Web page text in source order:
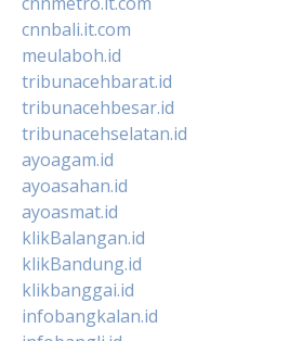
cnnbali.it.com
meulaboh.id
tribunacehbarat.id
tribunacehbesar.id
tribunacehselatan.id
ayoagam.id
ayoasahan.id
ayoasmat.id
klikBalangan.id
klikBandung.id
klikbanggai.id
infobangkalan.id